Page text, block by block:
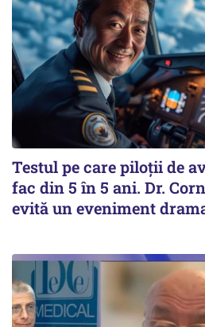
Testul pe care piloții de
fac din 5 în 5 ani. Dr.
evită un eveniment